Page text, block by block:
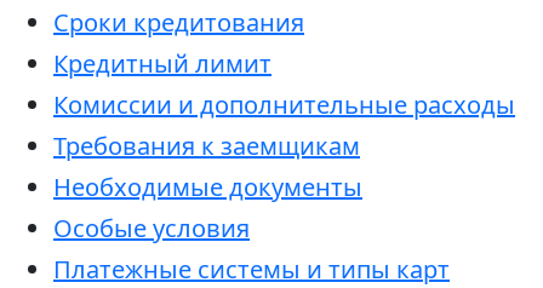
Сроки кредитования
Кредитный лимит
Комиссии и дополнительные расходы
Требования к заемщикам
Необходимые документы
Особые условия
Платежные системы и типы карт